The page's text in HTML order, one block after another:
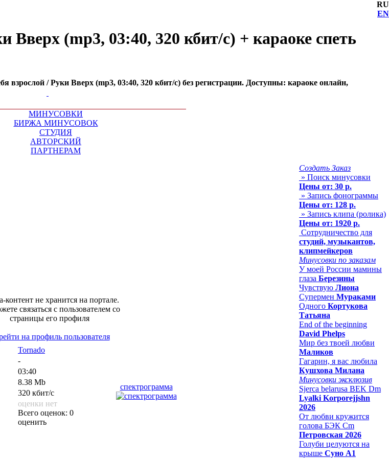
RU
EN
Вверх (mp3, 03:40, 320 кбит/с) + караоке спеть
взрослой / Руки Вверх (mp3, 03:40, 320 кбит/с) без регистрации. Доступны: караоке онлайн,
МИНУСОВКИ
БИРЖА МИНУСОВОК
СТУДИЯ
АВТОРСКИЙ
ПАРТНЕРАМ
контент не хранится на портале.
связаться с пользователем со
страницы его профиля
на профиль пользователя
Tornado
-
спектрограмма
03:40
8.38 Mb
320 кбит/с
оценки нет
Всего оценок: 0
оценить
Создать Заказ
» Поиск минусовки
Цены от: 30 р.
» Запись фонограммы
Цены от: 128 р.
» Запись клипа (ролика)
Цены от: 1920 р.
Сотрудничество для
студий, музыкантов,
клипмейкеров
Минусовки по заказам
У моей России мамины
глаза Березины
Чувствую Лиона
Супермен Мураками
Одного Кортукова
Татьяна
End of the beginning
David Phelps
Мир без твоей любви
Маликов
Гагарин, я вас любила
Кушхова Милана
Минусовки эксклюзив
Sjerca belarusa BEK Dm
Lyalki Korporejjshn
2026
От любви кружится
голова БЭК Cm
Петровская 2026
Голуби целуются на
крыше Суно А1